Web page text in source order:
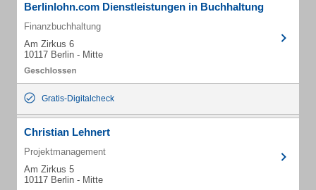
Berlinlohn.com Dienstleistungen in Buchhaltung
Finanzbuchhaltung
Am Zirkus 6
10117 Berlin - Mitte
Gratis-Digitalcheck
Christian Lehnert
Projektmanagement
Am Zirkus 5
10117 Berlin - Mitte